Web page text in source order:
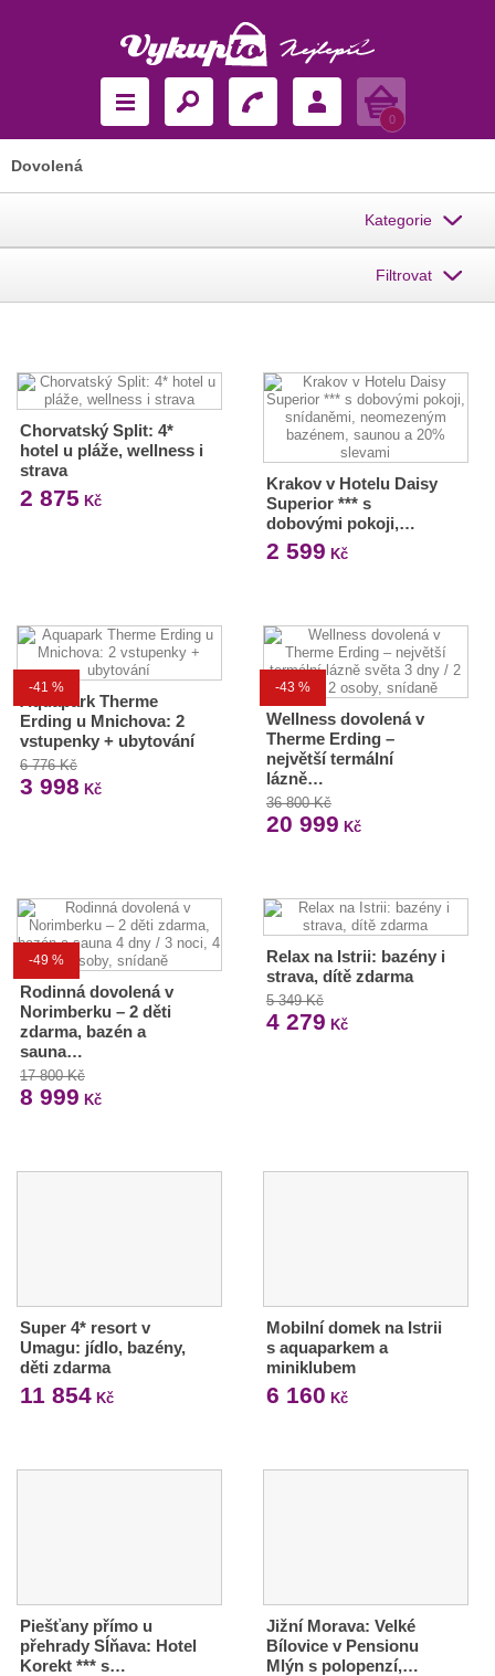
Košík
0
Dovolená
Kategorie
Filtrovat
Chorvatský Split: 4*
hotel u pláže, wellness i
strava
2 875 Kč
Krakov v Hotelu Daisy
Superior *** s
dobovými pokoji,…
2 599 Kč
-41 %
Aquapark Therme
Erding u Mnichova: 2
vstupenky + ubytování
6 776 Kč
3 998 Kč
-43 %
Wellness dovolená v
Therme Erding –
největší termální
lázně…
36 800 Kč
20 999 Kč
-49 %
Rodinná dovolená v
Norimberku – 2 děti
zdarma, bazén a
sauna…
17 800 Kč
8 999 Kč
Relax na Istrii: bazény i
strava, dítě zdarma
5 349 Kč
4 279 Kč
Super 4* resort v
Umagu: jídlo, bazény,
děti zdarma
11 854 Kč
Mobilní domek na Istrii
s aquaparkem a
miniklubem
6 160 Kč
Piešťany přímo u
přehrady Sĺňava: Hotel
Korekt *** s…
Jižní Morava: Velké
Bílovice v Pensionu
Mlýn s polopenzí,…